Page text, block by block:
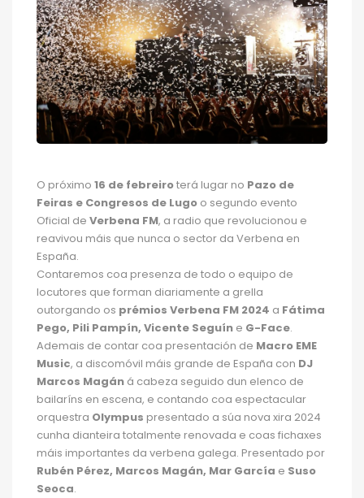
O próximo 16 de febreiroterá lugar no Pazo de
Feiras e Congresos de Lugo o segundo evento
Oficial de Verbena FM, a radio que revolucionou e
reavivou máis que nunca o sector da Verbena en
España.
Contaremos coa presenza de todo o equipo de
locutores que forman diariamente a grella
outorgando os prémios Verbena FM 2024 a Fátima
Pego, Pili Pampín, Vicente Seguín e G-Face.
Ademais de contar coa presentación de Macro EME
Music, a discomóvil máis grande de España con DJ
Marcos Magán á cabeza seguido dun elenco de
bailaríns en escena, e contando coa espectacular
orquestra Olympus presentado a súa nova xira 2024
cunha dianteira totalmente renovada e coas fichaxes
máis importantes da verbena galega. Presentado por
Rubén Pérez, Marcos Magán, Mar García e Suso
Seoca.